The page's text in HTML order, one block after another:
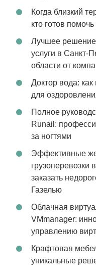
Когда близкий
кто готов помочь
Лучшее решение
услуги в Санкт-
области от
Доктор вода:
для
Полное
Runail:
за ногтями
Эффективные
грузоперевозки
заказать
Газелью
Облачная
VMmanager:
управлению
Крафтовая
уникальные